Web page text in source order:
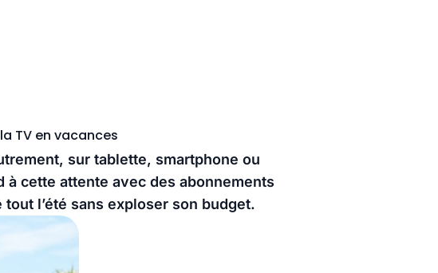
TV en vacances
sur tablette, smartphone ou
cette attente avec des abonnements
l’été sans exploser son budget.